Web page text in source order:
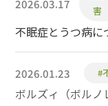
2026.03.17
害
不眠症とうつ病に
2026.01.23 #
ボルズィ（ボル